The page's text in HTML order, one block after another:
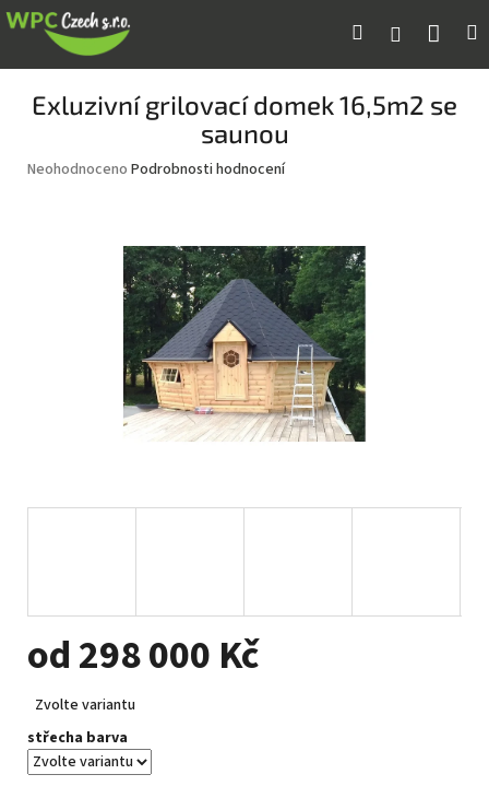
Přejít
na
Hledat Přihlášení
Exluzivní grilovací domek 16,5m2 se
saunou
Průměrné
Neohodnoceno Podrobnosti hodnocení
od298 000 Kč
cena:
Zvolte variantu
střecha barva